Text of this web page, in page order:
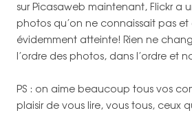
sur Picasaweb maintenant, Flickr a
photos qu’on ne connaissait pas et
évidemment atteinte! Rien ne
l’ordre des photos, dans l’ordre et
PS : on aime beaucoup tous vos
plaisir de vous lire, vous tous, ceux